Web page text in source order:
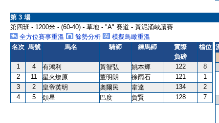
第 3 場
第四班 - 1200米 - (60-40) - 草地 - "A" 賽道 - 黃泥涌峽讓賽
全方位賽事重溫
餘勢分析
模擬鳥瞰重溫
名次 馬號 馬名 騎師 練馬師
實際
負磅
檔位
1 4 有鴻利 黃智弘 姚本輝 122
8
2
11 星火燎原 董明朗 徐雨石 121
1
3
2 皇帝英明 奧爾民 韋達 134
2
4
5 頌星 巴度 賀賢 128 7